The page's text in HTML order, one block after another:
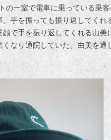
の一室で電車に乗っている乗
手を振っても振り返してくれ
で手を振り返してくれる由美
なり通院していた。由美を通